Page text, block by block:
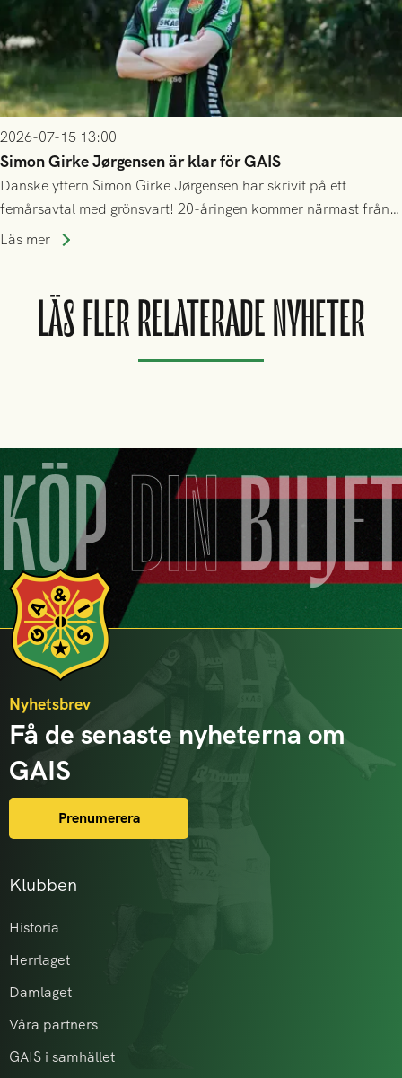
2026-07-15 13:00
Simon Girke Jørgensen är klar för GAIS
Danske yttern Simon Girke Jørgensen har skrivit på ett
femårsavtal med grönsvart! 20-åringen kommer närmast från
spel i färöiska Skála IF.
Läs mer
LÄS FLER RELATERADE NYHETER
KÖPDIN
Klubben
Historia
Herrlaget
Damlaget
Våra partners
GAIS i samhället
Nyhetsbrev
Få de senaste nyheterna om
GAIS
Prenumerera